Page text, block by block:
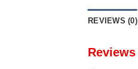
REVIEWS (0)
Reviews